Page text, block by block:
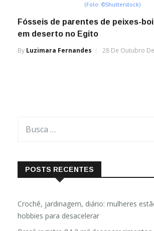
(Foto: ©Shutterstock)
Fósseis de parentes de peixes-
em deserto no Egito
By Luzimara Fernandes 28 De Outubro
POSTS RECENTES
Crochê, jardinagem, diário: mulheres
hobbies para desacelerar